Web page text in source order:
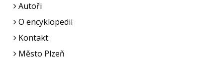
Autoři
O encyklopedii
Kontakt
Město Plzeň